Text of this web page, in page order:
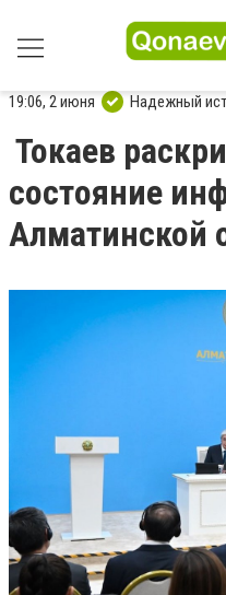
19:06, 2 июня Надежный
Токаев
состояние
Алматинской